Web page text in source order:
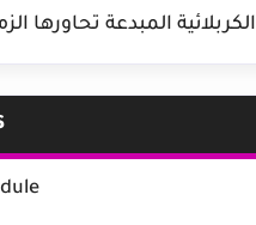
الكربلائية المبدعة تحاورها